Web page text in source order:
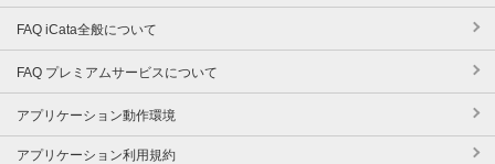
FAQ iCata全般について
FAQ プレミアムサービスについて
アプリケーション動作環境
アプリケーション利用規約